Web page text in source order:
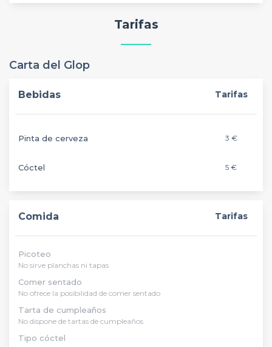
Tarifas
Carta del Glop
Bebidas Tarifas
Pinta de cerveza 3 €
Cóctel 5 €
Comida Tarifas
Picoteo
No sirve planchas ni tapas
Comer sentado
No ofrece la posibilidad de comer sentado
Tarta de cumpleaños
No dispone de tartas de cumpleaños
Tipo cóctel